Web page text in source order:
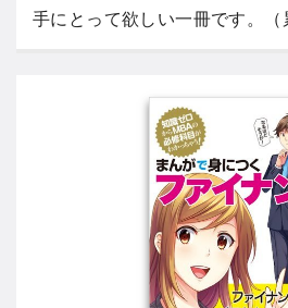
手にとって欲しい一冊です。（